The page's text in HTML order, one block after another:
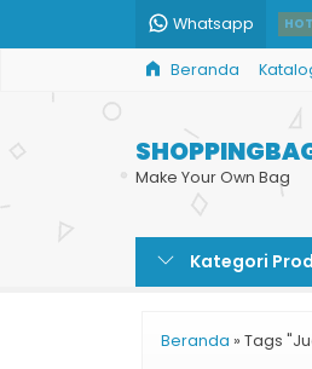
Whatsapp
Beranda
Make Your Own Bag
Kategori
Beranda » Tags